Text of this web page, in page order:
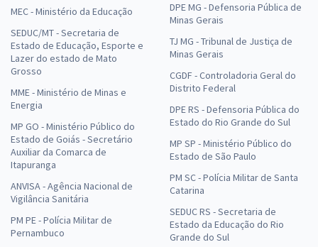
MEC - Ministério da Educação
SEDUC/MT - Secretaria de
Estado de Educação, Esporte e
Lazer do estado de Mato
Grosso
MME - Ministério de Minas e
Energia
MP GO - Ministério Público do
Estado de Goiás - Secretário
Auxiliar da Comarca de
Itapuranga
ANVISA - Agência Nacional de
Vigilância Sanitária
PM PE - Polícia Militar de
Pernambuco
DPE MG - Defensoria Pública de
Minas Gerais
TJ MG - Tribunal de Justiça de
Minas Gerais
CGDF - Controladoria Geral do
Distrito Federal
DPE RS - Defensoria Pública do
Estado do Rio Grande do Sul
MP SP - Ministério Público do
Estado de São Paulo
PM SC - Polícia Militar de Santa
Catarina
SEDUC RS - Secretaria de
Estado da Educação do Rio
Grande do Sul